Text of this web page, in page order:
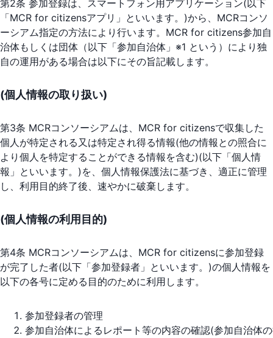
第2条 参加登録は、スマートフォン用アプリケーション(以下
「MCR for citizensアプリ」といいます。)から、MCRコンソ
ーシアム指定の方法により行います。MCR for citizens参加自
治体もしくは団体（以下「参加自治体」※1 という）により独
自の運用がある場合は以下にその旨記載します。
(個人情報の取り扱い)
第3条 MCRコンソーシアムは、MCR for citizensで収集した
個人が特定される又は特定され得る情報(他の情報との照合に
より個人を特定することができる情報を含む)(以下「個人情
報」といいます。)を、個人情報保護法に基づき、適正に管理
し、利用目的終了後、速やかに破棄します。
(個人情報の利用目的)
第4条 MCRコンソーシアムは、MCR for citizensに参加登録
が完了した者(以下「参加登録者」といいます。)の個人情報を
以下の各号に定める目的のために利用します。
参加登録者の管理
参加自治体によるレポート等の内容の確認(参加自治体